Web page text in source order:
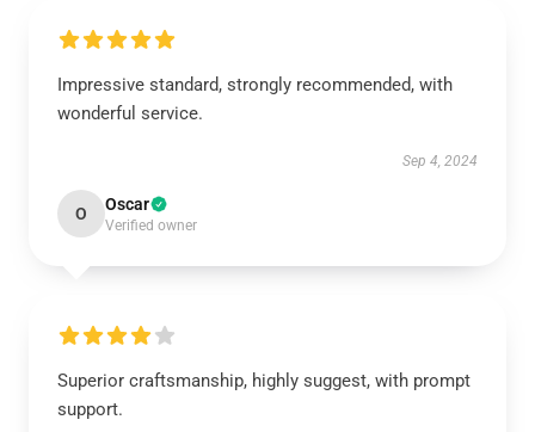
Impressive standard, strongly recommended, with
wonderful service.
Sep 4, 2024
O Oscar
Verified owner
Superior craftsmanship, highly suggest, with prompt
support.